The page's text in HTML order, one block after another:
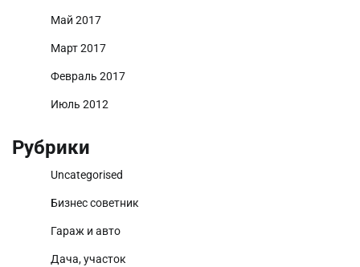
Май 2017
Март 2017
Февраль 2017
Июль 2012
Рубрики
Uncategorised
Бизнес советник
Гараж и авто
Дача, участок